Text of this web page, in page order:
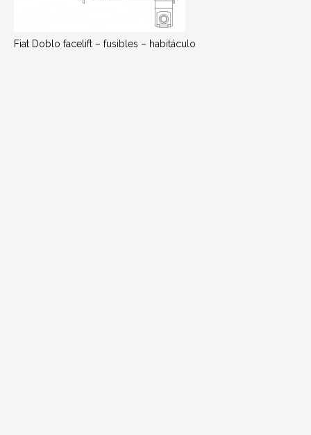
Fiat Doblo facelift – fusibles – habitáculo